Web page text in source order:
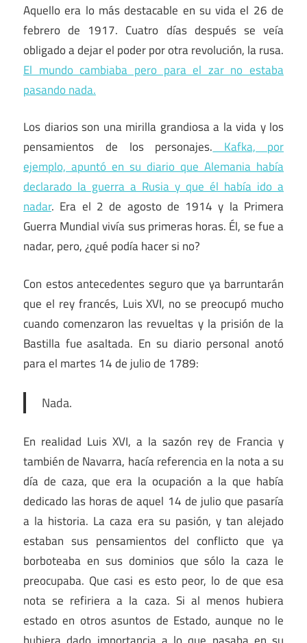
Aquello era lo más destacable en su vida el 26 de
febrero de 1917. Cuatro días después se veía
obligado a dejar el poder por otra revolución, la rusa.
El mundo cambiaba pero para el zar no estaba
pasando nada.
Los diarios son una mirilla grandiosa a la vida y los
pensamientos de los personajes.Kafka, por
ejemplo, apuntó en su diario que Alemania había
declarado la guerra a Rusia y que él había ido a
nadar. Era el 2 de agosto de 1914 y la Primera
Guerra Mundial vivía sus primeras horas. Él, se fue a
nadar, pero, ¿qué podía hacer si no?
Con estos antecedentes seguro que ya barruntarán
que el rey francés, Luis XVI, no se preocupó mucho
cuando comenzaron las revueltas y la prisión de la
Bastilla fue asaltada. En su diario personal anotó
para el martes 14 de julio de 1789:
Nada.
En realidad Luis XVI, a la sazón rey de Francia y
también de Navarra, hacía referencia en la nota a su
día de caza, que era la ocupación a la que había
dedicado las horas de aquel 14 de julio que pasaría
a la historia. La caza era su pasión, y tan alejado
estaban sus pensamientos del conflicto que ya
borboteaba en sus dominios que sólo la caza le
preocupaba. Que casi es esto peor, lo de que esa
nota se refiriera a la caza. Si al menos hubiera
estado en otros asuntos de Estado, aunque no le